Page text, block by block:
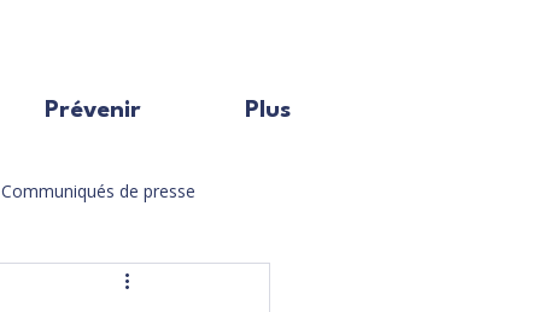
Prévenir Plus
Communiqués de presse